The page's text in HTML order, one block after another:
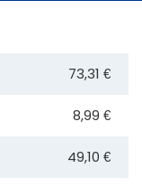
73,31 €
8,99 €
49,10 €